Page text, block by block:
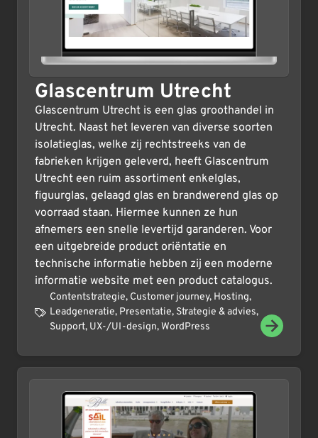
Glascentrum Utrecht
Glascentrum Utrecht is een glas groothandel in
Utrecht. Naast het leveren van diverse soorten
isolatieglas, welke zij rechtstreeks van de
fabrieken krijgen geleverd, heeft Glascentrum
Utrecht een ruim assortiment enkelglas,
figuurglas, gelaagd glas en brandwerend glas op
voorraad staan. Hiermee kunnen ze hun
afnemers een snelle levertijd garanderen. Voor
een uitgebreide product oriëntatie en
technische informatie hebben zij een moderne
informatie website met een product catalogus.
Contentstrategie, Customer journey, Hosting,
Leadgeneratie, Presentatie, Strategie & advies,
Support, UX-/UI-design,WordPress